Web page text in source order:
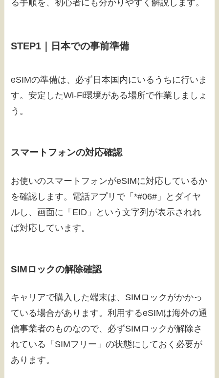
る手順を、初心者にも分かりやすく解説します。
STEP1｜日本での事前準備
eSIMの準備は、必ず日本国内にいるうちに行いま
す。安定したWi-Fi環境がある場所で作業しましょ
う。
スマートフォンの対応確認
お使いのスマートフォンがeSIMに対応しているか
を確認します。電話アプリで「*#06#」とダイヤ
ルし、画面に「EID」という文字列が表示されれ
ば対応しています。
SIMロックの解除確認
キャリアで購入した端末は、SIMロックがかかっ
ている場合があります。利用するeSIMは海外の通
信事業者のものなので、必ずSIMロックが解除さ
れている「SIMフリー」の状態にしておく必要が
あります。